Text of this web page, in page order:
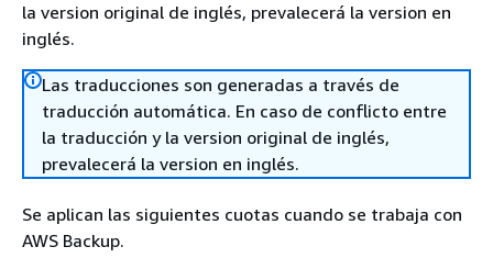
la version original de inglés, prevalecerá la version en
inglés.
Las traducciones son generadas a través de
traducción automática. En caso de conflicto entre
la traducción y la version original de inglés,
prevalecerá la version en inglés.
Se aplican las siguientes cuotas cuando se trabaja con
AWS Backup.